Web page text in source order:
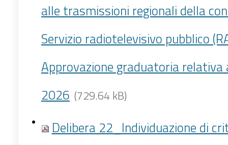
alle trasmissioni regionali della
Servizio radiotelevisivo pubblico
Approvazione graduatoria
2026 (729.64 kB)
Delibera 22_Individuazione di